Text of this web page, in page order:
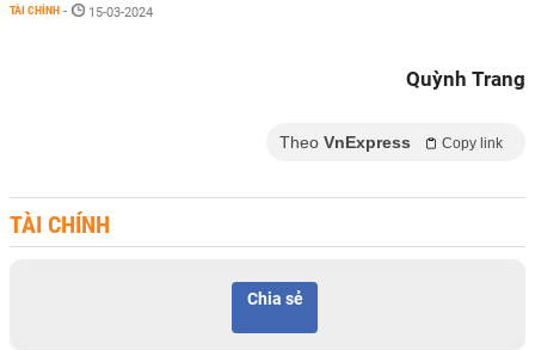
TÀI CHÍNH - 15-03-2024
Quỳnh Trang
Theo VnExpress Copy link
TÀI CHÍNH
Chia sẻ